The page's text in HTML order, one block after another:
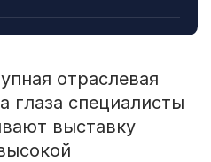
отраслевая
глаза специалисты
выставку